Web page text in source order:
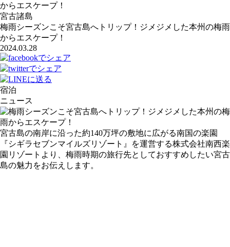
からエスケープ！
宮古諸島
梅雨シーズンこそ宮古島へトリップ！ジメジメした本州の梅雨
からエスケープ！
2024.03.28
宿泊
ニュース
宮古島の南岸に沿った約140万坪の敷地に広がる南国の楽園
『シギラセブンマイルズリゾート』を運営する株式会社南西楽
園リゾートより、梅雨時期の旅行先としておすすめしたい宮古
島の魅力をお伝えします。